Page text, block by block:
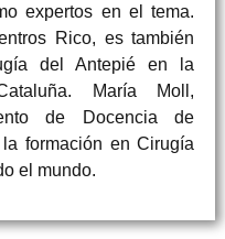
expertos en el tema.
Rico, es también
del Antepié en la
María Moll,
de Docencia de
formación en Cirugía
el mundo.